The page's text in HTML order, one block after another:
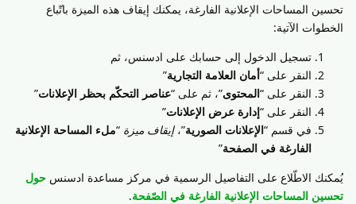
تحسين المساحات الإعلانية الفارغة، يمكنك إيقاف هذه الميزة باتّباع
الخطوات الآتية:
تسجيل الدخول إلى حسابك على ادسنس، ثم
النقر على “أمان العلامة التجارية”
النقر على “المحتوى”، ثم على “عناصر التحكّم بحظر الإعلانات”
النقر على “إدارة عرض الإعلانات”
في قسم “الإعلانات الصورية”،إيقاف ميزة “ملء المساحة الإعلانية
الفارغة في الصفحة”
يُمكنك الاطّلاع على التفاصيل الرسمية في مركز مساعدة ادسنس حول
تحسين المساحات الإعلانية الفارغة في الصّفحة.